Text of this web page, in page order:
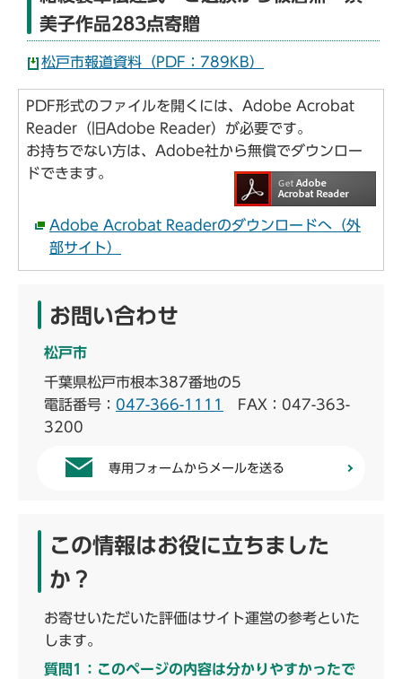
美子作品283点寄贈
松戸市報道資料（PDF：789KB）
PDF形式のファイルを開くには、Adobe Acrobat
Reader（旧Adobe Reader）が必要です。
お持ちでない方は、Adobe社から無償でダウンロー
ドできます。
Adobe Acrobat Readerのダウンロードへ（外
部サイト）
お問い合わせ
松戸市
千葉県松戸市根本387番地の5
電話番号： 047-366-1111
FAX：047-363-
3200
専用フォームからメールを送る
この情報はお役に立ちました
か？
お寄せいただいた評価はサイト運営の参考といた
します。
質問1：このページの内容は分かりやすかったで